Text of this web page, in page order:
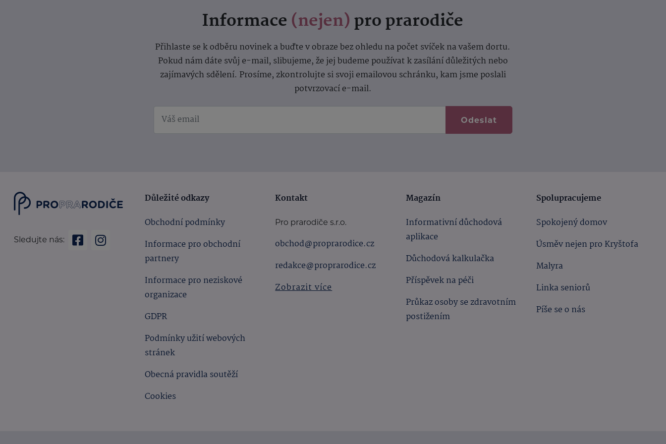
Informace (nejen)pro prarodiče
Přihlaste se k odběru novinek a buďte v obraze bez ohledu na počet svíček na vašem dortu.
Pokud nám dáte svůj e-mail, slibujeme, že jej budeme používat k zasílání důležitých nebo
zajímavých sdělení. Prosíme, zkontrolujte si svoji emailovou schránku, kam jsme poslali
potvrzovací e-mail.
Odeslat
Sledujte nás:
Důležité odkazy
Obchodní podmínky
Informace pro obchodní
partnery
Informace pro neziskové
organizace
GDPR
Podmínky užití webových
stránek
Obecná pravidla soutěží
Cookies
Kontakt
Pro prarodiče s.r.o.
obchod@proprarodice.cz
redakce@proprarodice.cz
Zobrazit více
Magazín
Informativní důchodová
aplikace
Důchodová kalkulačka
Příspěvek na péči
Průkaz osoby se zdravotním
postižením
Spolupracujeme
Spokojený domov
Úsměv nejen pro Kryštofa
Malyra
Linka seniorů
Píše se o nás